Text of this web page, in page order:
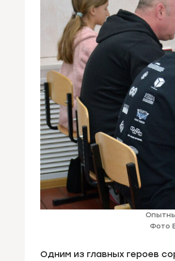
Фото
Одним из главных героев